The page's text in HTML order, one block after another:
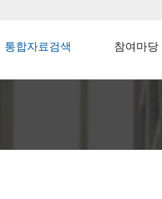
통합자료검색
희망도서신청
참여마당